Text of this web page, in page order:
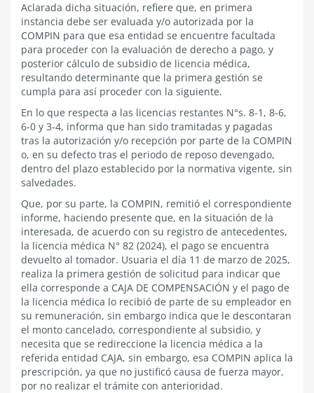
Aclarada dicha situación, refiere que, en primera
instancia debe ser evaluada y/o autorizada por la
COMPIN para que esa entidad se encuentre facultada
para proceder con la evaluación de derecho a pago, y
posterior cálculo de subsidio de licencia médica,
resultando determinante que la primera gestión se
cumpla para así proceder con la siguiente.
En lo que respecta a las licencias restantes N°s. 8-1, 8-6,
6-0 y 3-4, informa que han sido tramitadas y pagadas
tras la autorización y/o recepción por parte de la COMPIN
o, en su defecto tras el periodo de reposo devengado,
dentro del plazo establecido por la normativa vigente, sin
salvedades.
Que, por su parte, la COMPIN, remitió el correspondiente
informe, haciendo presente que, en la situación de la
interesada, de acuerdo con su registro de antecedentes,
la licencia médica N° 82 (2024), el pago se encuentra
devuelto al tomador. Usuaria el día 11 de marzo de 2025,
realiza la primera gestión de solicitud para indicar que
ella corresponde a CAJA DE COMPENSACIÓN y el pago de
la licencia médica lo recibió de parte de su empleador en
su remuneración, sin embargo indica que le descontaran
el monto cancelado, correspondiente al subsidio, y
necesita que se redireccione la licencia médica a la
referida entidad CAJA, sin embargo, esa COMPIN aplica la
prescripción, ya que no justificó causa de fuerza mayor,
por no realizar el trámite con anterioridad.